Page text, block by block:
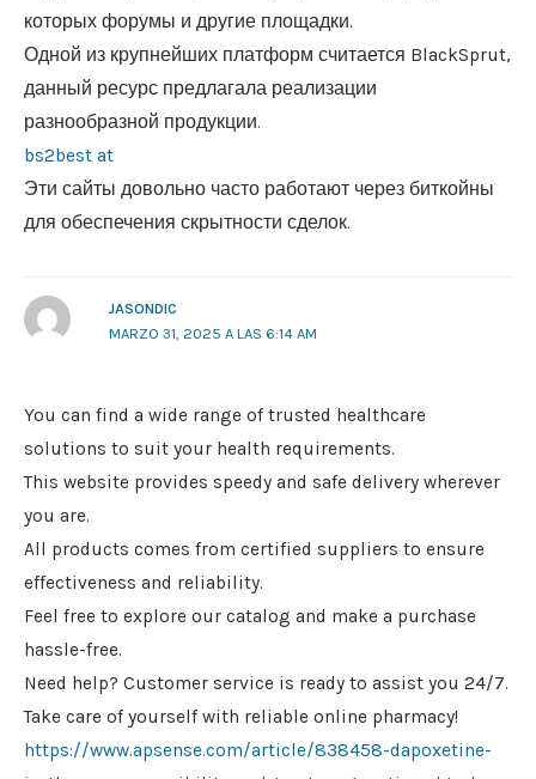
которых форумы и другие площадки.
Одной из крупнейших платформ считается BlackSprut,
данный ресурс предлагала реализации
разнообразной продукции.
bs2best at
Эти сайты довольно часто работают через биткойны
для обеспечения скрытности сделок.
JASONDIC
MARZO 31, 2025 A LAS 6:14 AM
You can find a wide range of trusted healthcare
solutions to suit your health requirements.
This website provides speedy and safe delivery wherever
you are.
All products comes from certified suppliers to ensure
effectiveness and reliability.
Feel free to explore our catalog and make a purchase
hassle-free.
Need help? Customer service is ready to assist you 24/7.
Take care of yourself with reliable online pharmacy!
https://www.apsense.com/article/838458-dapoxetine-